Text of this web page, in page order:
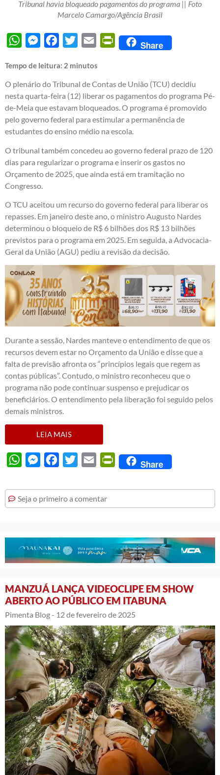
Tribunal havia bloqueado pagamentos do programa || Foto
Marcelo Camargo/Agência Brasil
WhatsAppMessengerFacebook
Twitter Email PrintFriendly
Share
Tempo de leitura: 2 minutos
O plenário do Tribunal de Contas de União (TCU) decidiu
nesta quarta-feira (12) liberar os pagamentos do programa Pé-
de-Meia que estavam bloqueados. O programa é promovido
pelo governo federal para estimular a permanência de
estudantes do ensino médio na escola.
O tribunal também concedeu ao governo federal prazo de 120
dias para regularizar o programa e inserir os gastos no
Orçamento de 2025, que ainda está em tramitação no
Congresso.
O TCU aceitou um recurso do governo federal para liberar os
repasses. Em janeiro deste ano, o ministro Augusto Nardes
determinou o bloqueio de R$ 6 bilhões dos R$ 13 bilhões
previstos para o programa em 2025. Em seguida, a Advocacia-
Geral da União (AGU) pediu a revisão da decisão.
Durante a sessão, Nardes manteve o entendimento de que os
recursos devem estar no Orçamento da União e disse que a
falta de previsão afronta os “princípios legais que regem as
contas públicas”. Contudo, o ministro reconheceu que o
programa não pode continuar suspenso e prejudicar os
beneficiários. O entendimento pela liberação foi seguido pelos
demais ministros.
LEIA MAIS
WhatsAppMessengerFacebook
Twitter Email PrintFriendly
Share
Seja o primeiro a comentar
MANZUÁ LANÇA VIDEOCLIPE EM SHOW
ABERTO AO PÚBLICO EM ITABUNA
Pimenta Blog - 12 de fevereiro de 2025